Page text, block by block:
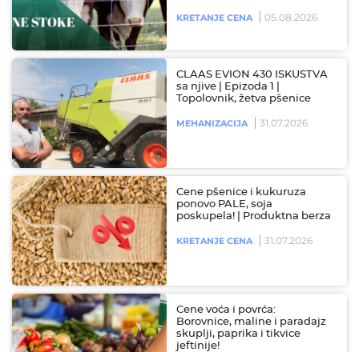
KRETANJE CENA 05.08.2026
CLAAS EVION 430 ISKUSTVA
sa njive | Epizoda 1 |
Topolovnik, žetva pšenice
MEHANIZACIJA 31.07.2026
Cene pšenice i kukuruza
ponovo PALE, soja
poskupela! | Produktna berza
KRETANJE CENA 31.07.2026
Cene voća i povrća:
Borovnice, maline i paradajz
skuplji, paprika i tikvice
jeftinije!